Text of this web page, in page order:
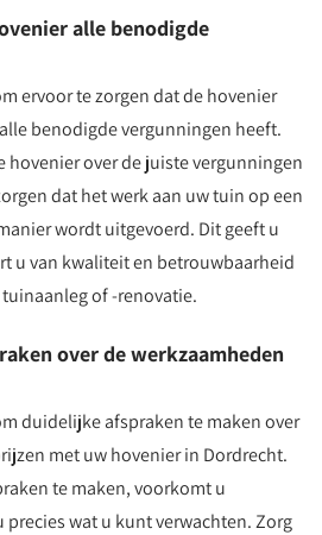
alle benodigde
ervoor te zorgen dat de hovenier
benodigde vergunningen heeft.
hovenier over de juiste vergunningen
dat het werk aan uw tuin op een
wordt uitgevoerd. Dit geeft u
u van kwaliteit en betrouwbaarheid
of -renovatie.
over de werkzaamheden
duidelijke afspraken te maken over
met uw hovenier in Dordrecht.
te maken, voorkomt u
precies wat u kunt verwachten. Zorg